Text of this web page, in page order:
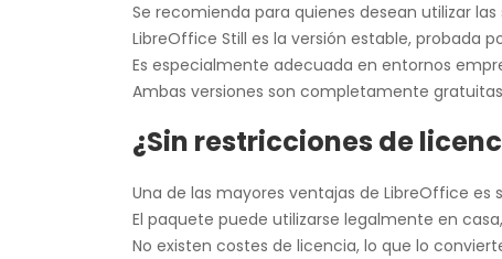
Se recomienda para quienes desean utilizar
LibreOffice Still es la versión estable, probada
Es especialmente adecuada en entornos
Ambas versiones son completamente
¿Sin restricciones de
Una de las mayores ventajas de LibreOffice es
El paquete puede utilizarse legalmente en
No existen costes de licencia, lo que lo